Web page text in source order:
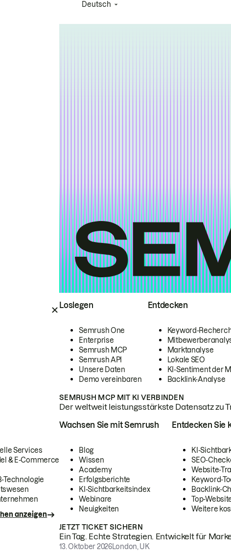
Loslegen
Semrush One
Enterprise
Semrush MCP
Semrush API
Unsere Daten
Demo vereinbaren
Entdecken
Keyword-
Marktanalyse
Lokale SEO
KI-Sentiment der
Backlink-Analyse
SEMRUSH MCP MIT KI VERBINDEN
Der weltweit leistungsstärkste Datensatz zu
Services
& E-Commerce
Technologie
anzeigen
Wachsen Sie mit Semrush
Blog
Wissen
Academy
Erfolgsberichte
KI-Sichtbarkeitsindex
Webinare
Neuigkeiten
Entdecken Sie
KI-
SEO-
Website-
Keyword-
Backlink-
Top-
Weitere
JETZT TICKET SICHERN
Ein Tag. Echte Strategien. Entwickelt für
13. Oktober 2026London, UK
Deutsch